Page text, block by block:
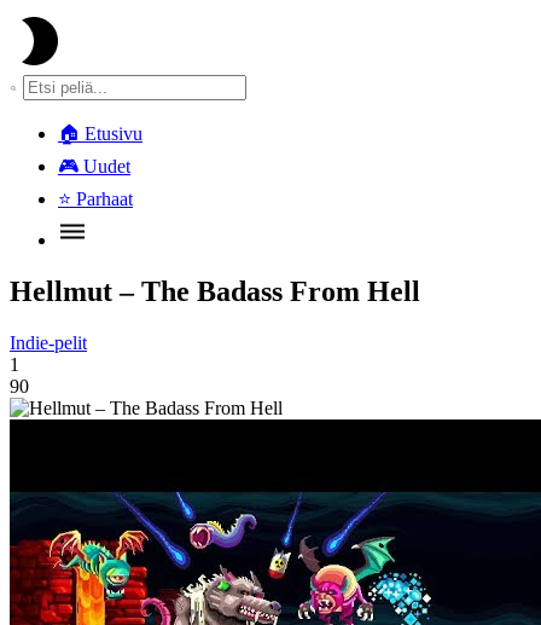
🏠 Etusivu
🎮 Uudet
⭐ Parhaat
Hellmut – The Badass From Hell
Indie-pelit
1
90